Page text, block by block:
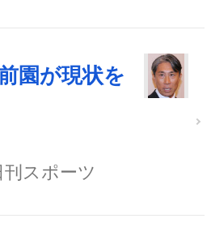
園が現状を
刊スポーツ